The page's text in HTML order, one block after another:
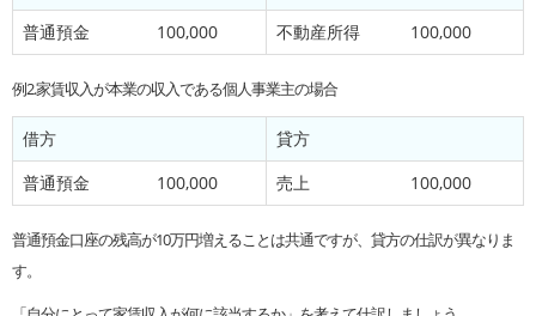
普通預金 100,000
不動産所得 100,000
例2.家賃収入が本業の収入である個人事業主の場合
借方
貸方
普通預金 100,000
売上 100,000
普通預金口座の残高が10万円増えることは共通ですが、貸方の仕訳が異なりま
す。